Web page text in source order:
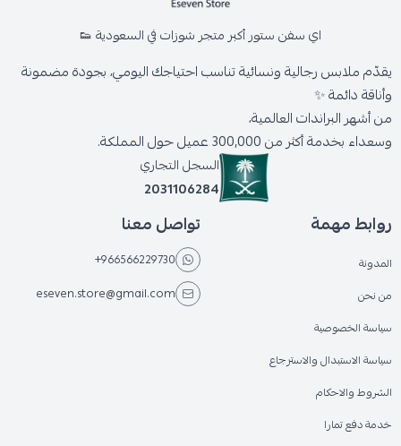
اي سفن ستور أكبر متجر شوزات في السعودية 👟
يقدّم ملابس رجالية ونسائية تناسب احتياجك اليومي، بجودة مضمونة
وأناقة دائمة ✨
من أشهر البراندات العالمية،
وسعداء بخدمة أكثر من 300,000 عميل حول المملكة.
السجل التجاري
2031106284
روابط مهمة
المدونة
من نحن
سياسة الخصوصية
سياسة الاستبدال والاسترجاع
الشروط والاحكام
خدمة دفع تمارا
تواصل معنا
+966566229730
eseven.store@gmail.com